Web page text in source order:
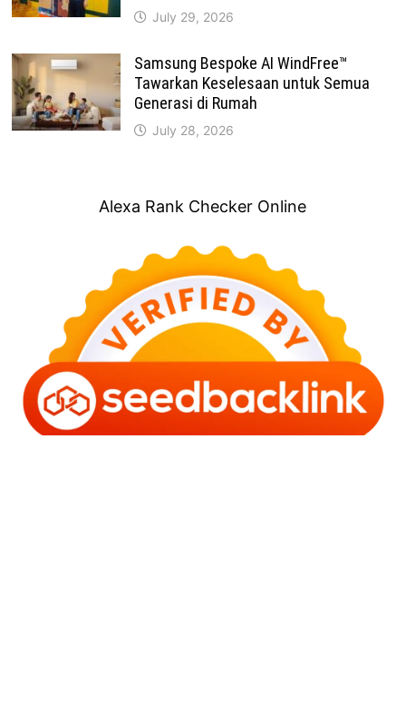
July 29, 2026
Samsung Bespoke AI WindFree™
Tawarkan Keselesaan untuk Semua
Generasi di Rumah
July 28, 2026
Alexa Rank Checker Online